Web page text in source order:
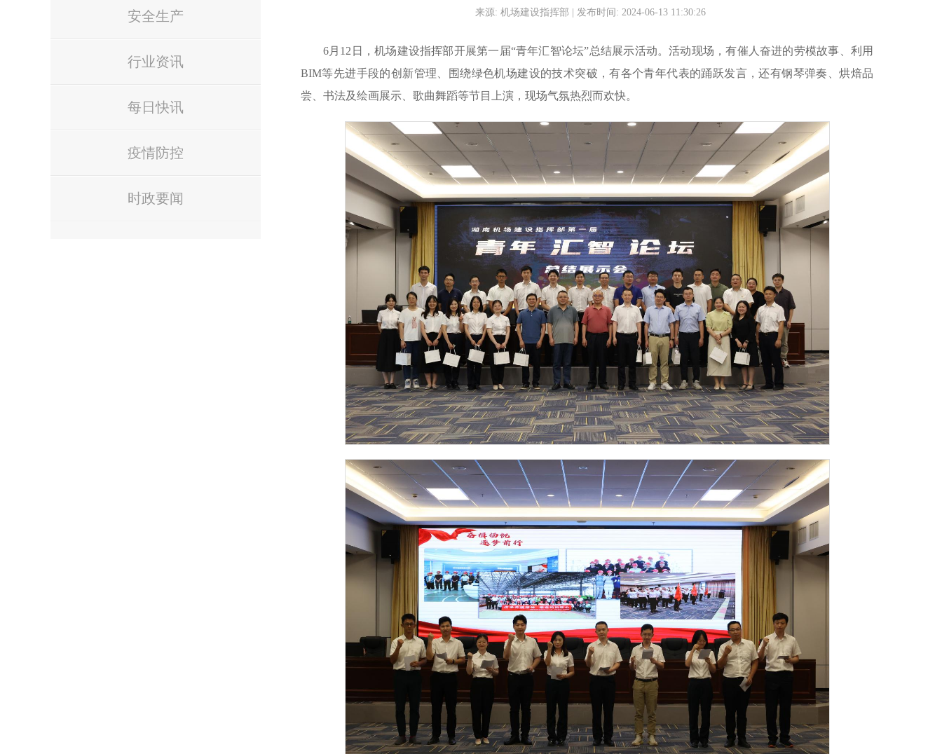
安全生产
行业资讯
每日快讯
疫情防控
时政要闻
来源: 机场建设指挥部 | 发布时间: 2024-06-13 11:30:26
6月12日，机场建设指挥部开展第一届“青年汇智论坛”总结展示活动。活动现场，有催人奋进的劳模故事、利用
BIM等先进手段的创新管理、围绕绿色机场建设的技术突破，有各个青年代表的踊跃发言，还有钢琴弹奏、烘焙品
尝、书法及绘画展示、歌曲舞蹈等节目上演，现场气氛热烈而欢快。